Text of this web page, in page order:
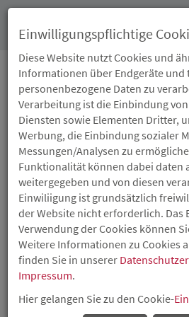
08.04.2025
RHEINLAND-
FÖRDERT
WOHNEN IN
ISB-Darlehen
Tilgungszuschuss von rund 0,8
Einwilligungspflichtige
Diese Website nutzt Cookies und
Informationen über Endgeräte und
personenbezogene Daten zu
Verarbeitung ist die Einbindung
Diensten sowie Elementen Dritter,
Werbung, die Einbindung sozialer
Messungen/Analysen zu
Funktionalität können dabei daten
weitergegeben und von diesen
Einwiliigung ist grundsätzlich
der Website nicht erforderlich. Das
Verwendung der Cookies können
Weitere Informationen zu Cookies
finden Sie in unserer
Impressum.
Hier gelangen Sie zu den Cookie-